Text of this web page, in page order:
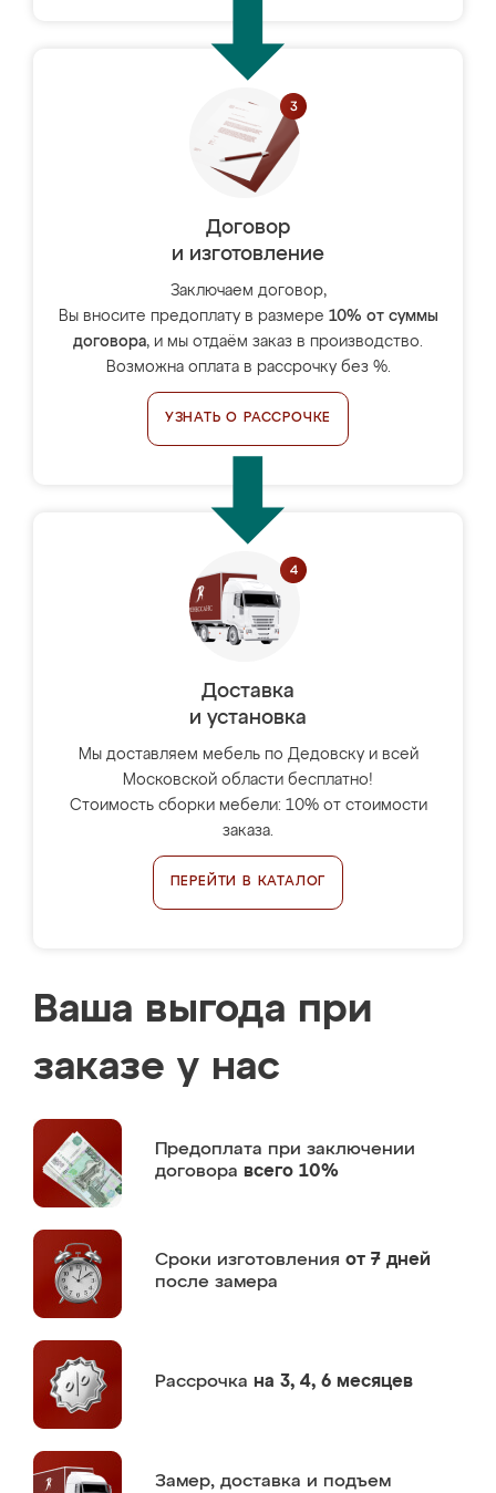
Договор
и изготовление
Заключаем договор,
Вы вносите предоплату в размере 10% от суммы
договора, и мы отдаём заказ в производство.
Возможна оплата в рассрочку без %.
УЗНАТЬ О РАССРОЧКЕ
Доставка
и установка
Мы доставляем мебель по Дедовску и всей
Московской области бесплатно!
Стоимость сборки мебели: 10% от стоимости
заказа.
ПЕРЕЙТИ В КАТАЛОГ
Ваша выгода при
заказе у нас
Предоплата при заключении
договора всего 10%
Сроки изготовления от 7 дней
после замера
Рассрочка на 3, 4, 6 месяцев
Замер, доставка и подъем